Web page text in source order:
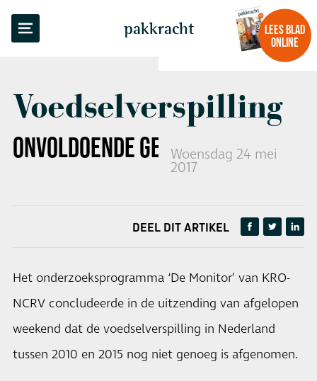
pakkracht
LEES BLAD
ONLINE
Voedselverspilling
ONVOLDOENDE GEDAALDWoensdag 24 mei
2017
TERUG NAAR OVERZICHT
DEEL DIT ARTIKEL
Het onderzoeksprogramma ‘De Monitor’ van KRO-
NCRV concludeerde in de uitzending van afgelopen
weekend dat de voedselverspilling in Nederland
tussen 2010 en 2015 nog niet genoeg is afgenomen.